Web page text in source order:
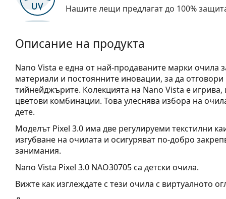
Нашите лещи предлагат до 100%
Описание на продукта
Nano Vista е една от най-продаваните марки очила
материали и постоянните иновации, за да
тийнейджърите. Колекцията на Nano Vista е
цветови комбинации. Това улеснява избора на
дете.
Моделът Pixel 3.0 има две регулируеми текстилни
изгубване на очилата и осигуряват по-добро
занимания.
Nano Vista Pixel 3.0 NAO30705са детски очила.
Вижте как изглеждате с тези очила с виртуалното